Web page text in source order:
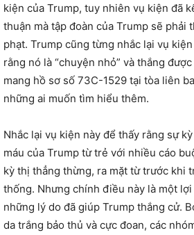
kiện của Trump, tuy nhiên vụ kiện đã
thuận mà tập đoàn của Trump sẽ phải
phạt. Trump cũng từng nhắc lại vụ
rằng nó là “chuyện nhỏ” và thắng
mang hồ sơ số 73C-1529 tại tòa liên
những ai muốn tìm hiểu thêm.
Nhắc lại vụ kiện này để thấy rằng sự
máu của Trump từ trẻ với nhiều cáo
kỳ thị thẳng thừng, ra mặt từ trước khi
thống. Nhưng chính điều này là một
những lý do đã giúp Trump thắng cử.
da trắng bảo thủ và cực đoan, các